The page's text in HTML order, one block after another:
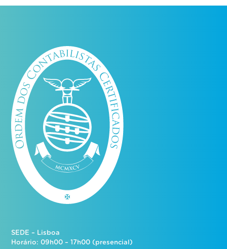
SEDE – Lisboa
Horário: 09h00 – 17h00 (presencial)